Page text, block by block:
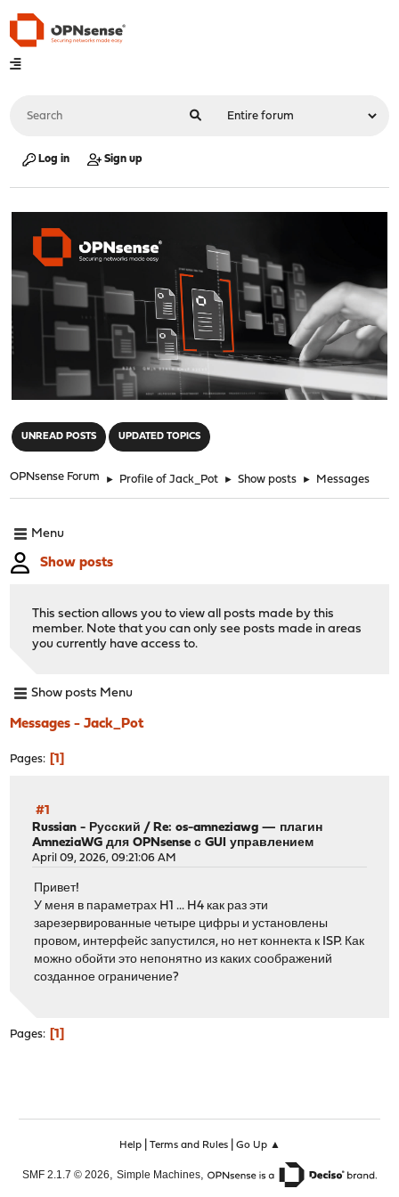
Log in Sign up
UNREAD POSTS UPDATED TOPICS
OPNsense Forum ► Profile of Jack_Pot ► Show posts ► Messages
Menu
Show posts
This section allows you to view all posts made by this
member. Note that you can only see posts made in areas
you currently have access to.
Show posts Menu
Messages - Jack_Pot
Pages 1
#1
Russian - Русский / Re: os-amneziawg — плагин
AmneziaWG для OPNsense с GUI управлением
April 09, 2026, 09:21:06 AM
Привет!
У меня в параметрах H1 ... H4 как раз эти
зарезервированные четыре цифры и установлены
провом, интерфейс запустился, но нет коннекта к ISP. Как
можно обойти это непонятно из каких соображений
созданное ограничение?
Pages 1
Help| Terms and Rules| Go Up ▲
SMF 2.1.7 © 2026, Simple Machines,